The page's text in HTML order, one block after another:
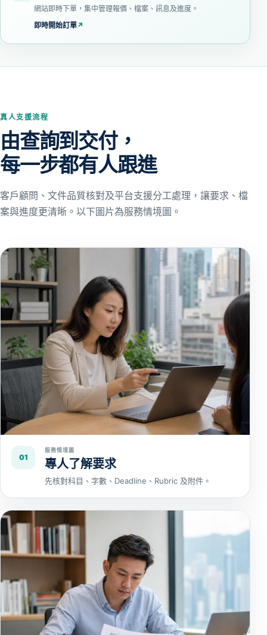
網站即時下單，集中管理報價、檔案、訊息及進度。
即時開始訂單↗
真人支援流程
由查詢到交付，
每一步都有人跟進
客戶顧問、文件品質核對及平台支援分工處理，讓要求、檔
案與進度更清晰。以下圖片為服務情境圖。
01
服務情境圖
專人了解要求
先核對科目、字數、Deadline、Rubric 及附件。